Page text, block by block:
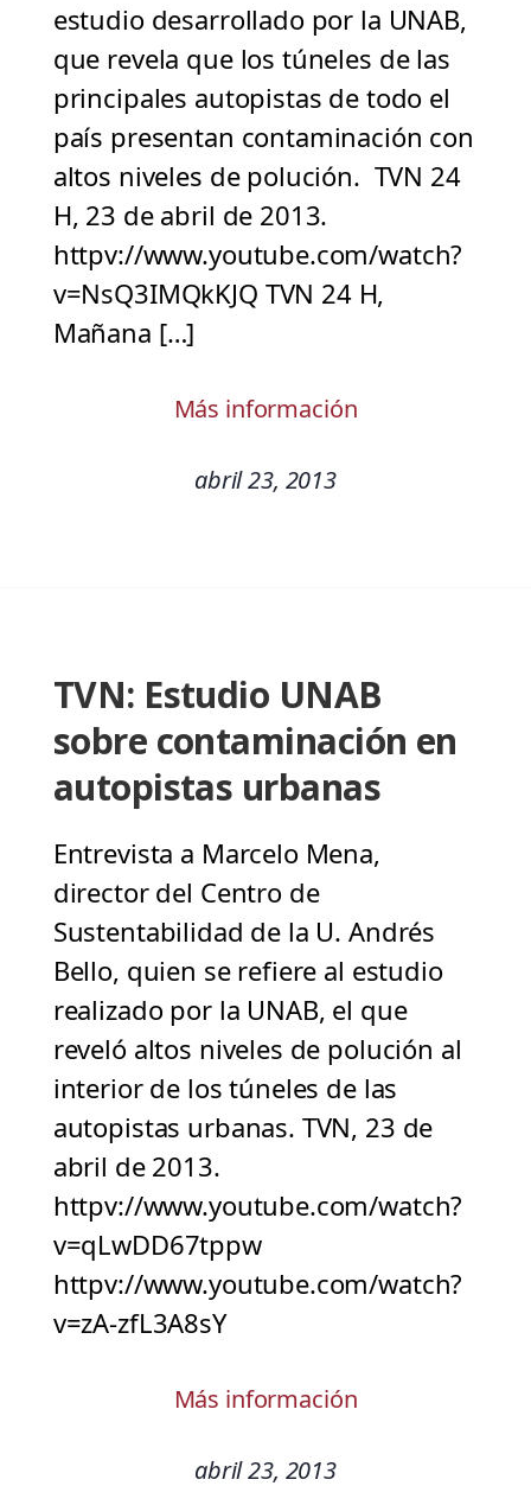
estudio desarrollado por la UNAB,
que revela que los túneles de las
principales autopistas de todo el
país presentan contaminación con
altos niveles de polución. TVN 24
H, 23 de abril de 2013.
httpv://www.youtube.com/watch?
v=NsQ3IMQkKJQ TVN 24 H,
Mañana […]
Más información
abril 23, 2013
TVN: Estudio UNAB
sobre contaminación en
autopistas urbanas
Entrevista a Marcelo Mena,
director del Centro de
Sustentabilidad de la U. Andrés
Bello, quien se refiere al estudio
realizado por la UNAB, el que
reveló altos niveles de polución al
interior de los túneles de las
autopistas urbanas. TVN, 23 de
abril de 2013.
httpv://www.youtube.com/watch?
v=qLwDD67tppw
httpv://www.youtube.com/watch?
v=zA-zfL3A8sY
Más información
abril 23, 2013